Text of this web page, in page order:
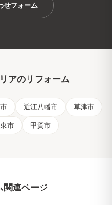
せフォーム
アのリフォーム
近江八幡市
草津市
市 甲賀市
関連ページ